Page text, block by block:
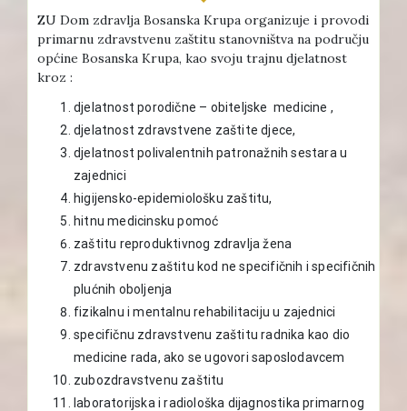
ZU Dom zdravlja Bosanska Krupa organizuje i provodi
primarnu zdravstvenu zaštitu stanovništva na području
općine Bosanska Krupa, kao svoju trajnu djelatnost
kroz :
djelatnost porodične – obiteljske medicine ,
djelatnost zdravstvene zaštite djece,
djelatnost polivalentnih patronažnih sestara u
zajednici
higijensko-epidemiološku zaštitu,
hitnu medicinsku pomoć
zaštitu reproduktivnog zdravlja žena
zdravstvenu zaštitu kod ne specifičnih i specifičnih
plućnih oboljenja
fizikalnu i mentalnu rehabilitaciju u zajednici
specifičnu zdravstvenu zaštitu radnika kao dio
medicine rada, ako se ugovori saposlodavcem
zubozdravstvenu zaštitu
laboratorijska i radiološka dijagnostika primarnog